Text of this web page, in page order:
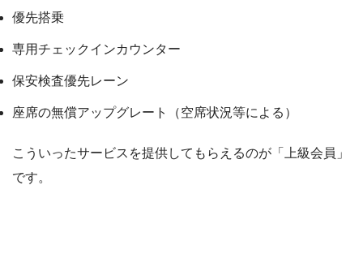
優先搭乗
専用チェックインカウンター
保安検査優先レーン
座席の無償アップグレート（空席状況等による）
こういったサービスを提供してもらえるのが「上級会員」
です。